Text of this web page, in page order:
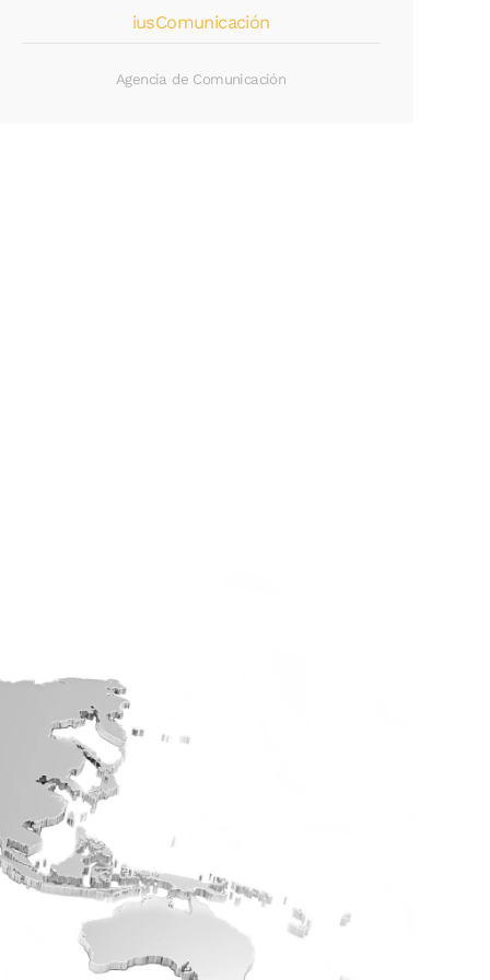
iusComunicación
Agencia de Comunicación